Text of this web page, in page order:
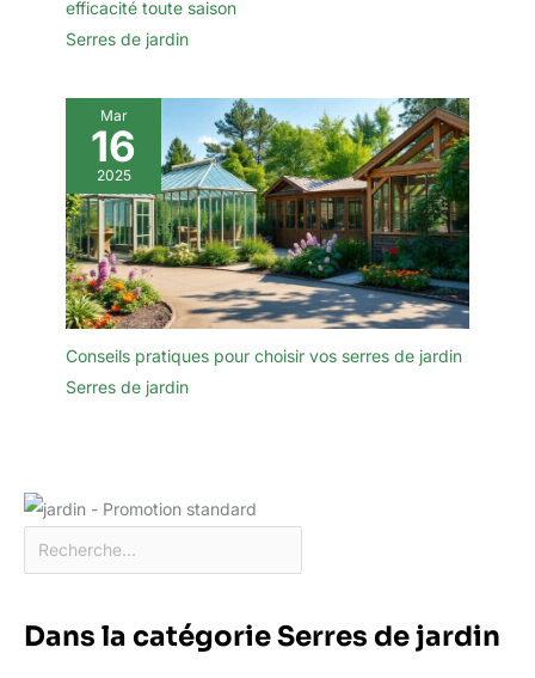
efficacité toute saison
Serres de jardin
Mar
16
2025
Conseils pratiques pour choisir vos serres de jardin
Serres de jardin
Dans la catégorie Serres de jardin